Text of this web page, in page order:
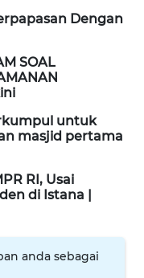
Dengan
SOAL
untuk
masjid pertama
RI, Usai
di Istana |
anda sebagai